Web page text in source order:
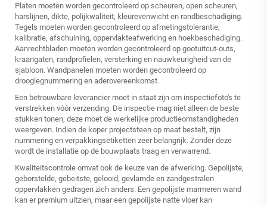
Platen moeten worden gecontroleerd op scheuren, open scheuren,
harslijnen, dikte, polijkwaliteit, kleurevenwicht en randbeschadiging.
Tegels moeten worden gecontroleerd op afmetingstolerantie,
kalibratie, afschuining, oppervlakteafwerking en hoekbeschadiging.
Aanrechtbladen moeten worden gecontroleerd op gootuitcut-outs,
kraangaten, randprofielen, versterking en nauwkeurigheid van de
sjabloon. Wandpanelen moeten worden gecontroleerd op
drooglegnummering en aderovereenkomst.
Een betrouwbare leverancier moet in staat zijn om inspectiefoto's te
verstrekken vóór verzending. De inspectie mag niet alleen de beste
stukken tonen; deze moet de werkelijke productieomstandigheden
weergeven. Indien de koper projectsteen op maat bestelt, zijn
nummering en verpakkingsetiketten zeer belangrijk. Zonder deze
wordt de installatie op de bouwplaats traag en verwarrend.
Kwaliteitscontrole omvat ook de keuze van de afwerking. Gepolijste,
geborstelde, gebeitste, gelooid, gevlamde en zandgestralen
oppervlakken gedragen zich anders. Een gepolijste marmeren wand
kan er premium uitzien, maar een gepolijste natte vloer kan